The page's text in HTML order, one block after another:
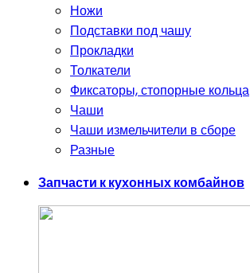
Ножи
Подставки под чашу
Прокладки
Толкатели
Фиксаторы, стопорные кольца
Чаши
Чаши измельчители в сборе
Разные
Запчасти к кухонных комбайнов